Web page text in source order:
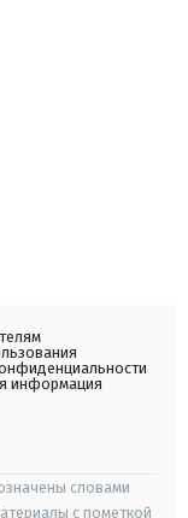
информация
словами
с пометкой